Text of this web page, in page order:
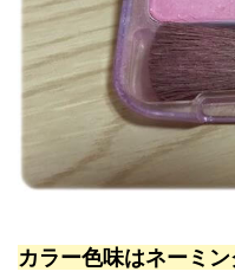
カラー色味はネーミ